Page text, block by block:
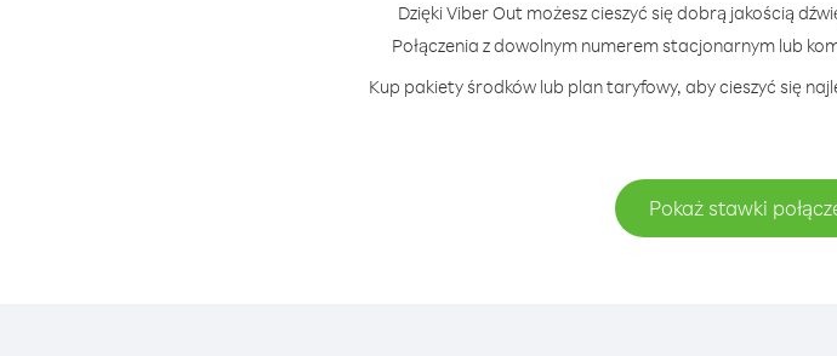
Dzięki Viber Out możesz cieszyć się dobrą jakością
Połączenia z dowolnym numerem stacjonarnym lub
Kup pakiety środków lub plan taryfowy, aby cieszyć się
Pokaż stawki